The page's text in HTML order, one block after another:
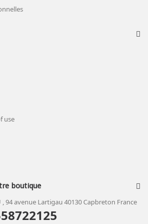
use
boutique
, 94 avenue Lartigau 40130 Capbreton France